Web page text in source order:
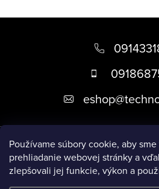
Používame súbory cookie, aby
prehliadanie webovej stránky a
zlepšovali jej funkcie, výkon a
i
eshop@
Informácie
Prijímame online platby